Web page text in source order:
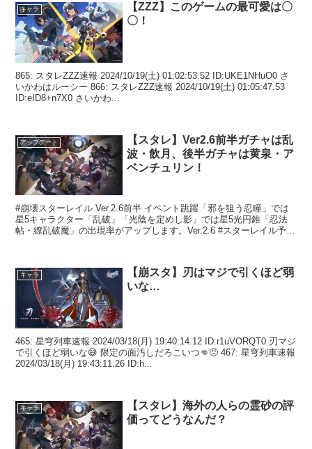
キャラ
【ZZZ】このゲームの最可愛は〇
〇！
865: スタレZZZ速報 2024/10/19(土) 01:02:53.52 ID:UKE1NHuO0 さ
いかわはルーシー 866: スタレZZZ速報 2024/10/19(土) 01:05:47.53
ID:eID8+n7X0 さいかわ...
アップデート
【スタレ】Ver2.6前半ガチャは乱
波・飲月、後半ガチャは黄泉・ア
ベンチュリン！
#崩壊スターレイル Ver.2.6前半 イベント跳躍「邪を狙う忍瞳」では
星5キャラクター「乱破」「光陰を定めし影」では星5光円錐「忍法
帖・繚乱破魔」の出現率がアップします。Ver.2.6 #スターレイル予告
キャラ
【崩スタ】刃はマジで引くほど弱
いな…
465: 星穹列車速報 2024/03/18(月) 19:40:14.12 ID:r1uVORQT0 刃マジ
で引くほど弱いな😅 限定の面汚しだろこいつ👊😠 467: 星穹列車速報
2024/03/18(月) 19:43:11.26 ID:h...
キャラ
【スタレ】海外の人らの霊砂の評
価ってどうなんだ？